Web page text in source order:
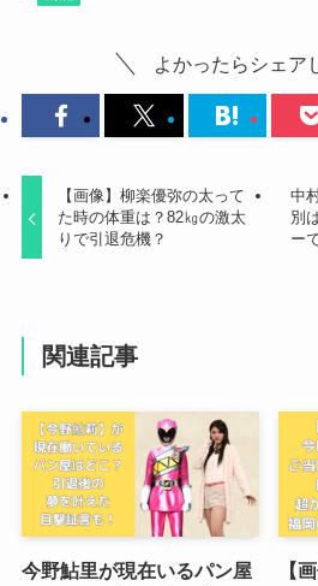
よかったらシェア
【画像】柳楽優弥の太って
た時の体重は？82㎏の激太
りで引退危機？
中
別
ー
関連記事
今野鮎里が現在いるパン屋
【